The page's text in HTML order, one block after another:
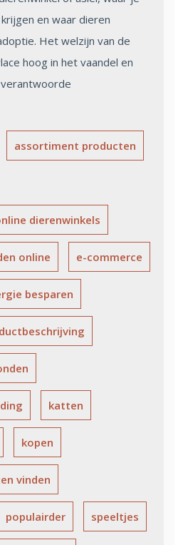
en waar dieren
Het welzijn van de
hoog in het vaandel en
assortiment producten
dierenwinkels
online e-commerce
besparen
katten
kopen
vinden
populairder speeltjes